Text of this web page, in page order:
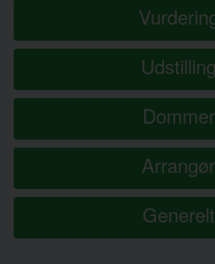
Udstilling
Dommer
Arrangør
Generelt